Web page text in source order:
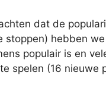
dat de
stoppen) hebben
populair is en
spelen (16 nieuwe